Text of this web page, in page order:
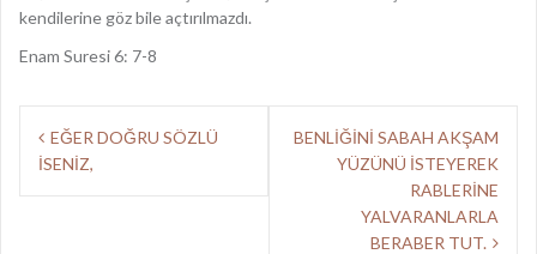
kendilerine göz bile açtırılmazdı.
Enam Suresi 6: 7-8
EĞER DOĞRU SÖZLÜ
İSENİZ,
BENLİĞİNİ SABAH AKŞAM
YÜZÜNÜ İSTEYEREK
RABLERİNE
YALVARANLARLA
BERABER TUT.